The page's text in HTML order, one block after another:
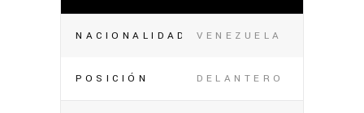
NACIONALIDAD VENEZUELA
POSICIÓN DELANTERO